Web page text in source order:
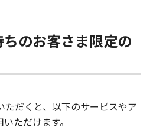
のお客さま限定の
ただくと、以下のサービスやア
ただけます。